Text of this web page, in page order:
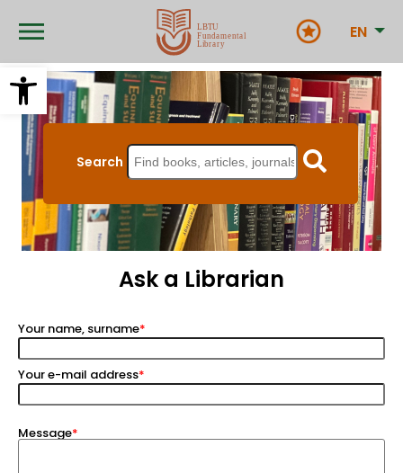
Open toolbar
main EN
Search
Ask a Librarian
Your name, surname
Your e-mail address
Message